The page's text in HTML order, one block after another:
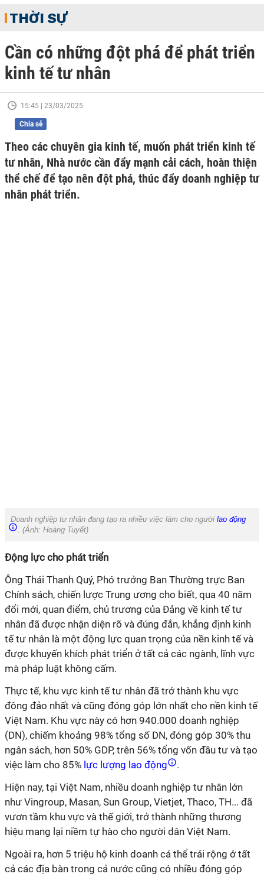
THỜI SỰ
Cần có những đột phá để phát triển
kinh tế tư nhân
15:45 | 23/03/2025
Chia sẻ
Theo các chuyên gia kinh tế, muốn phát triển kinh tế
tư nhân, Nhà nước cần đẩy mạnh cải cách, hoàn thiện
thể chế để tạo nên đột phá, thúc đẩy doanh nghiệp tư
nhân phát triển.
Doanh nghiệp tư nhân đang tạo ra nhiều việc làm cho người lao động
. (Ảnh: Hoàng Tuyết)
Động lực cho phát triển
Ông Thái Thanh Quý, Phó trưởng Ban Thường trực Ban
Chính sách, chiến lược Trung ương cho biết, qua 40 năm
đổi mới, quan điểm, chủ trương của Đảng về kinh tế tư
nhân đã được nhận diện rõ và đúng đắn, khẳng định kinh
tế tư nhân là một động lực quan trọng của nền kinh tế và
được khuyến khích phát triển ở tất cả các ngành, lĩnh vực
mà pháp luật không cấm.
Thực tế, khu vực kinh tế tư nhân đã trở thành khu vực
đông đảo nhất và cũng đóng góp lớn nhất cho nền kinh tế
Việt Nam. Khu vực này có hơn 940.000 doanh nghiệp
(DN), chiếm khoảng 98% tổng số DN, đóng góp 30% thu
ngân sách, hơn 50% GDP, trên 56% tổng vốn đầu tư và tạo
việc làm cho 85% lực lượng lao động
.
Hiện nay, tại Việt Nam, nhiều doanh nghiệp tư nhân lớn
như Vingroup, Masan, Sun Group, Vietjet, Thaco, TH... đã
vươn tầm khu vực và thế giới, trở thành những thương
hiệu mang lại niềm tự hào cho người dân Việt Nam.
Ngoài ra, hơn 5 triệu hộ kinh doanh cá thể trải rộng ở tất
cả các địa bàn trong cả nước cũng có nhiều đóng góp